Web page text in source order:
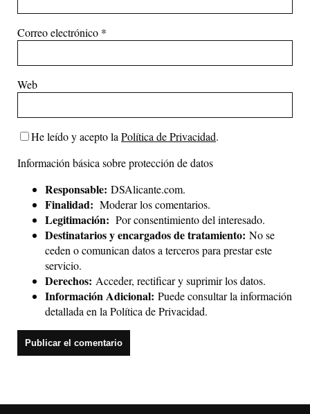
Correo electrónico *
Web
He leído y acepto la Política de Privacidad.
Información básica sobre protección de datos
Responsable: DSAlicante.com.
Finalidad: Moderar los comentarios.
Legitimación: Por consentimiento del interesado.
Destinatarios y encargados de tratamiento: No se
ceden o comunican datos a terceros para prestar este
servicio.
Derechos: Acceder, rectificar y suprimir los datos.
Información Adicional: Puede consultar la información
detallada en la Política de Privacidad.